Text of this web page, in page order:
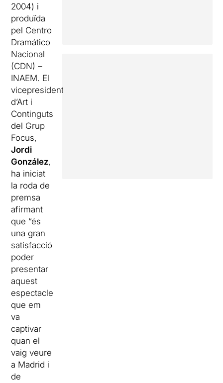
2004) i
produïda
pel Centro
Dramático
Nacional
(CDN) –
INAEM. El
vicepresident
d’Art i
Continguts
del Grup
Focus,
Jordi
González,
ha iniciat
la roda de
premsa
afirmant
que “és
una gran
satisfacció
poder
presentar
aquest
espectacle
que em
va
captivar
quan el
vaig veure
a Madrid i
de